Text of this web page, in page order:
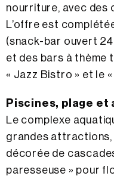
nourriture, avec des
L’offre est
(snack-bar ouvert
et des bars à thème
« Jazz Bistro » et le «
Piscines, plage
Le complexe
grandes attractions,
décorée de
paresseuse » pour